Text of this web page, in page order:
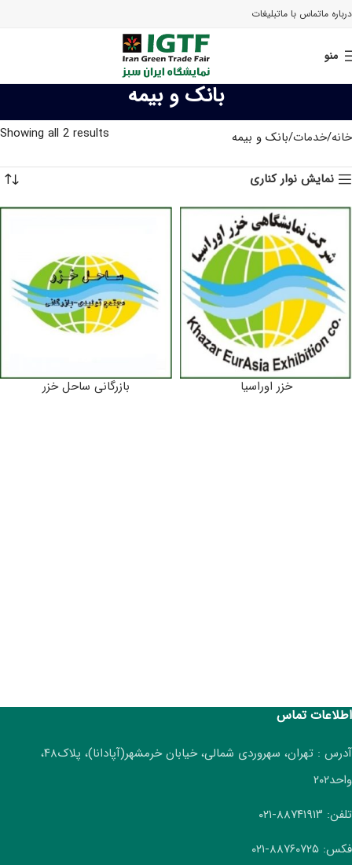
درباره ماتماس با ماتبلیغات
منو
بانک و بیمه
خانه خدمات بانک و بیمه Showing all 2 results
نمایش نوار کناری
خزر اوراسیا بازرگانی ساحل خزر
اطلاعات تماس
آدرس : تهران، سهروردی شمالی، خیابان خرمشهر(آپادانا)، پلاک۴۸،
واحد۲۰۲
تلفن: ۸۸۷۴۱۹۱۳-۰۲۱
فکس: ۸۸۷۶۰۷۲۵-۰۲۱